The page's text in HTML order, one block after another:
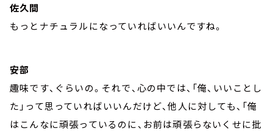
佐久間
もっとナチュラルになっていればいいんですね。
安部
趣味です、ぐらいの。それで、心の中では、「俺、いいことし
た」って思っていればいいんだけど、他人に対しても、「俺
はこんなに頑張っているのに、お前は頑張らないくせに批